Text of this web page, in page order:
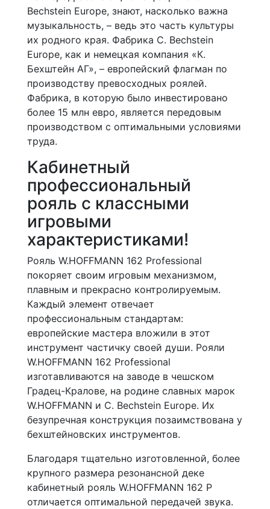
Bechstein Europe, знают, насколько важна
музыкальность, – ведь это часть культуры
их родного края. Фабрика C. Bechstein
Europe, как и немецкая компания «К.
Бехштейн АГ», – европейский флагман по
производству превосходных роялей.
Фабрика, в которую было инвестировано
более 15 млн евро, является передовым
производством с оптимальными условиями
труда.
Кабинетный
профессиональный
рояль с классными
игровыми
характеристиками!
Рояль W.HOFFMANN 162 Professional
покоряет своим игровым механизмом,
плавным и прекрасно контролируемым.
Каждый элемент отвечает
профессиональным стандартам:
европейские мастера вложили в этот
инструмент частичку своей души. Рояли
W.HOFFMANN 162 Professional
изготавливаются на заводе в чешском
Градец-Кралове, на родине славных марок
W.HOFFMANN и C. Bechstein Europe. Их
безупречная конструкция позаимствована у
бехштейновских инструментов.
Благодаря тщательно изготовленной, более
крупного размера резонансной деке
кабинетный рояль W.HOFFMANN 162 P
отличается оптимальной передачей звука.